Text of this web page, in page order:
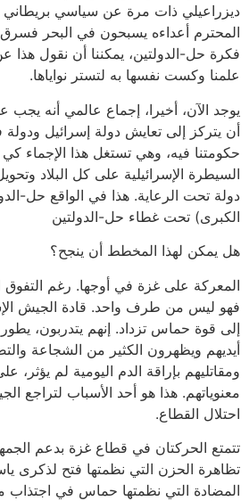
ديزراعيلي ذات مرة عن سياسي بريطاني
المحترم أعداءه يسبحون في البحر
فكرة حل-الدولتين، يمكننا أن نقول
علمنا وكست نفسها به لتستر نواياها.
يوجد الآن، أخيرا، إجماع عالمي أنه يجب
أن يتركز إلى تعايش دولة إسرائيل
حكومتنا فيه، وهي تستغل هذا الإجماء كي
السيطرة الإسرائيلية على كل البلاد
دولة تحت الرعاية. هذا في الواقع حل-
الكبرى) تحت غطاء حل-الدولتين
هل يمكن لهذا المخطط أن ينجح؟
المعركة على غزة في أوجها. رغم التفوق
فهو ليس من طرف واحد. قادة الجيش
إلى قوة حماس تزداد. إنهم يتدربون،
أيديهم ويظهرون الكثير من الشجاعة
ومقاتليهم بإراقة الدم اليومية لم يؤثر،
معنوياتهم. هذا هو أحد الأسباب لتراجع
احتلال القطاع.
تتمتع الحركتان في قطاع غزة بدعم
تظاهرة الحزن التي نظمتها فتح لذكرى
المضادة التي نظمتها حماس في اجتذاب